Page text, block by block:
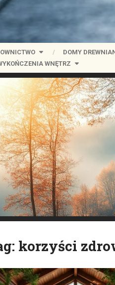
DOMY
WNĘTRZ
korzyści